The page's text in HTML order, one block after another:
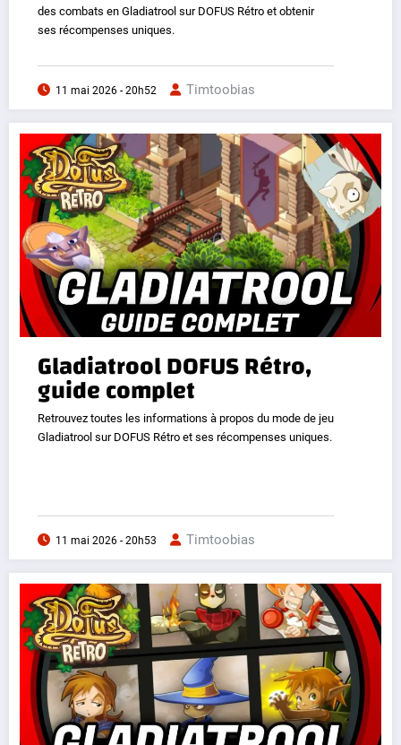
des combats en Gladiatrool sur DOFUS Rétro et obtenir
ses récompenses uniques.
11 mai 2026 - 20h52 Timtoobias
Gladiatrool DOFUS Rétro,
guide complet
Retrouvez toutes les informations à propos du mode de jeu
Gladiatrool sur DOFUS Rétro et ses récompenses uniques.
11 mai 2026 - 20h53 Timtoobias